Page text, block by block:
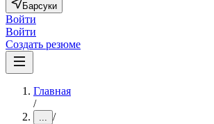
Барсуки
Войти
Войти
Создать резюме
Главная
/
... /